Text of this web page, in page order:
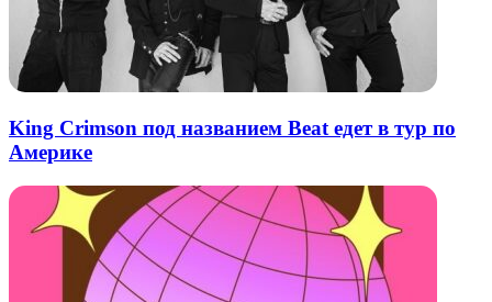
King Crimson под названием Beat едет в тур по
Америке